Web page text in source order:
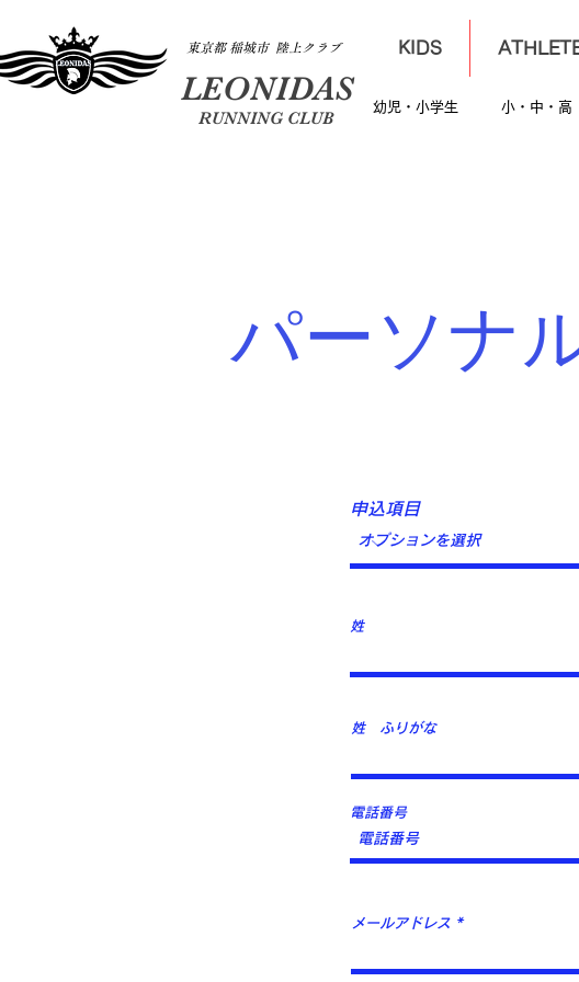
​東京都 稲城市 陸上クラブ KIDS
LEONIDAS
RUNNING CLUB
​幼児・小学生 ​小・中・高
パーソナ
申込項目
姓
姓 ふりがな
電話番号
メールアドレス